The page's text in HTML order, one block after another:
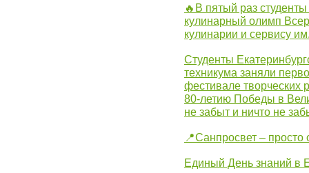
🔥В пятый раз
кулинарный олимп
кулинарии и сервису
Студенты
техникума заняли
фестивале
80-летию Победы в
не забыт и ничто не
📍Санпросвет –
Единый День знаний в